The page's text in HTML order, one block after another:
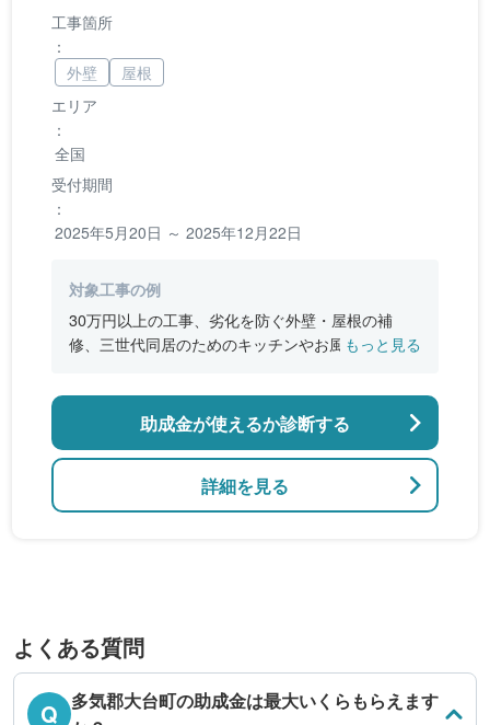
エリア
：
全国
受付期間
：
2025年5月20日 ～ 2025年12月22日
工事箇所
：
外壁
屋根
対象工事の例
30万円以上の工事、劣化を防ぐ外壁・屋根の補
修、三世代同居のためのキッチンやお風呂の増
もっと見る
詳細を見る
助成金が使えるか診断する
よくある質問
Q
多気郡大台町の助成金は最大いくらもらえます